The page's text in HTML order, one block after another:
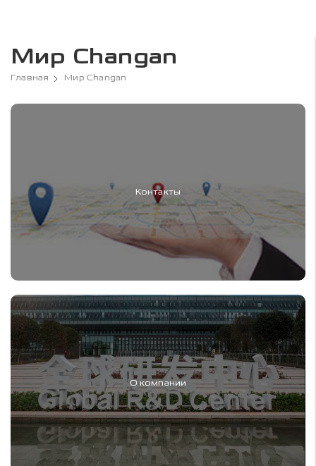
Мир Changan
Главная Мир Changan
Контакты
О компании